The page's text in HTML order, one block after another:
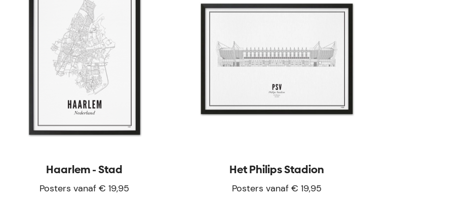
Haarlem - Stad
Posters vanaf € 19,95
Het Philips Stadion
Posters vanaf € 19,95